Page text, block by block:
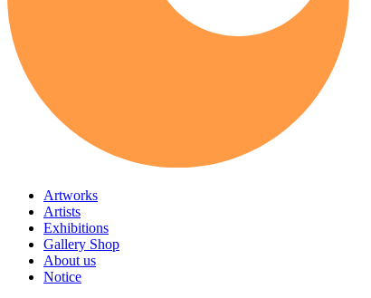
Artworks
Artists
Exhibitions
Gallery Shop
About us
Notice